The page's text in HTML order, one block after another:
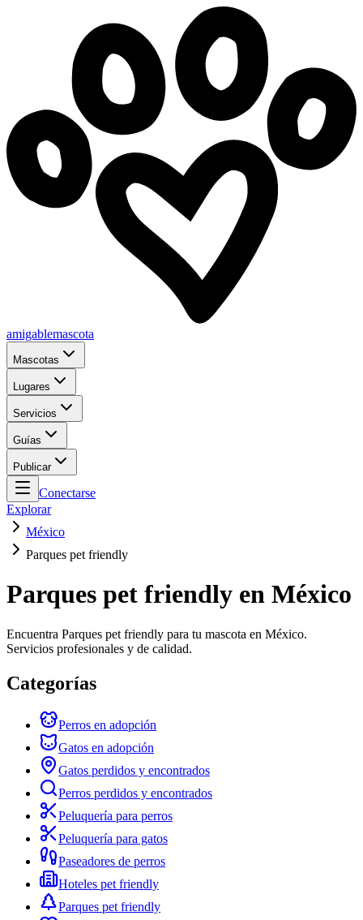
amigablemascota
Mascotas
Lugares
Servicios
Guías
Publicar
Conectarse
Explorar
México
Parques pet friendly
Parques pet friendly en México
Encuentra Parques pet friendly para tu mascota en México.
Servicios profesionales y de calidad.
Categorías
Perros en adopción
Gatos en adopción
Gatos perdidos y encontrados
Perros perdidos y encontrados
Peluquería para perros
Peluquería para gatos
Paseadores de perros
Hoteles pet friendly
Parques pet friendly